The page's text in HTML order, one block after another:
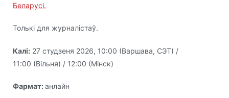
Беларусі.
Толькі для журналістаў.
Калі: 27 студзеня 2026, 10:00 (Варшава, СЭТ) /
11:00 (Вільня) / 12:00 (Мінск)
Фармат:анлайн